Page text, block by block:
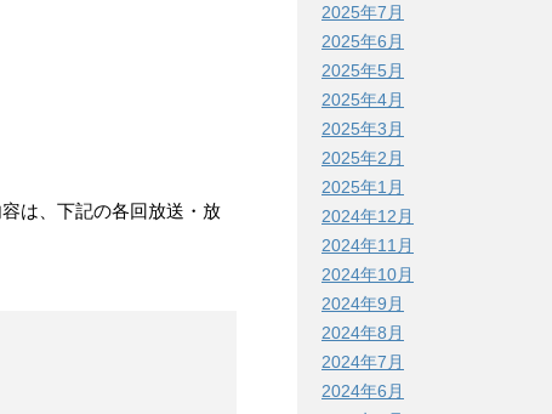
は、下記の各回放送・放
2025年7月
2025年6月
2025年5月
2025年4月
2025年3月
2025年2月
2025年1月
2024年12月
2024年11月
2024年10月
2024年9月
2024年8月
2024年7月
2024年6月